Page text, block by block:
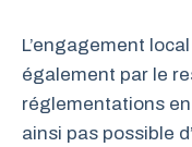
L’engagement
également par le
réglementations
ainsi pas possible